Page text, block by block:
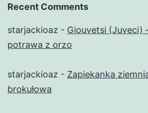
Recent Comments
starjackioaz - Giouvetsi (Juveci)
potrawa z orzo
starjackioaz - Zapiekanka
brokułowa